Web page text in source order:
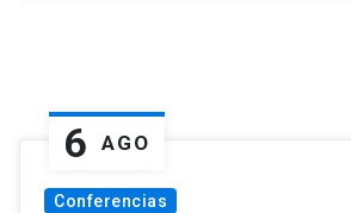
6 AGO
Conferencias